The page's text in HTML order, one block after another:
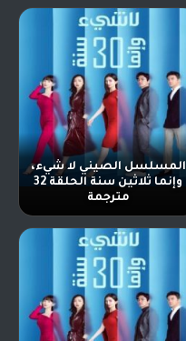
المسلسل الصيني لا شيء،
وإنما ثلاثين سنة الحلقة 32
مترجمة